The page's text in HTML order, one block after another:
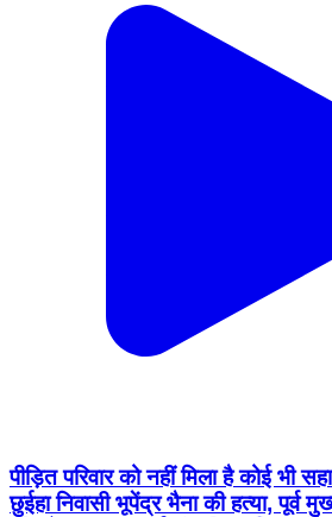
पीड़ित परिवार को नहीं मिला है कोई भी
छुईहा निवासी भूपेंद्र भैना की हत्या, पूर्व